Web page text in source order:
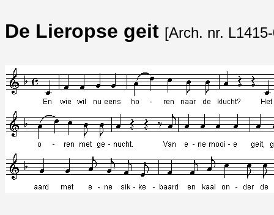
De Lieropse geit [Arch. nr.